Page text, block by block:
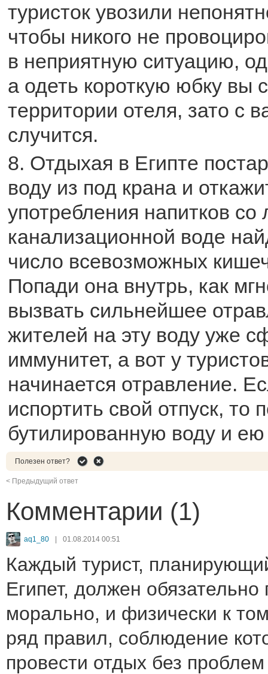
туристок увозили
чтобы никого не
в неприятную ситуацию,
а одеть короткую юбку вы
территории отеля, зато с
случится.
8. Отдыхая в Египте
воду из под крана и
употребления напитков
канализационной воде
число всевозможных
Попади она внутрь, как
вызвать сильнейшее
жителей на эту воду уже
иммунитет, а вот у
начинается отравление.
испортить свой отпуск, то
бутилированную воду и
Полезен ответ?
< Предыдущий ответ
Комментарии (1)
aq1_80 01.08.2014 00:51
Каждый турист,
Египет, должен обязательно
морально, и физически к
ряд правил, соблюдение
провести отдых без